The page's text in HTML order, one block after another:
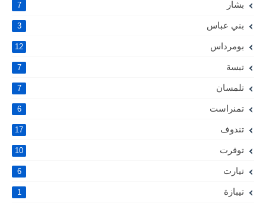
بشار 7
بني عباس 3
بومرداس 12
تبسة 7
تلمسان 7
تمنراست 6
تندوف 17
توقرت 10
تيارت 6
تيبازة 1